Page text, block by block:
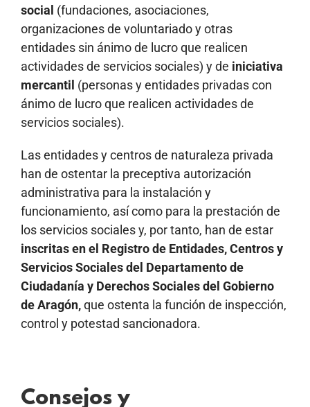
social (fundaciones, asociaciones,
organizaciones de voluntariado y otras
entidades sin ánimo de lucro que realicen
actividades de servicios sociales) y de iniciativa
mercantil (personas y entidades privadas con
ánimo de lucro que realicen actividades de
servicios sociales).
Las entidades y centros de naturaleza privada
han de ostentar la preceptiva autorización
administrativa para la instalación y
funcionamiento, así como para la prestación de
los servicios sociales y, por tanto, han de estar
inscritas en el Registro de Entidades, Centros y
Servicios Sociales del Departamento de
Ciudadanía y Derechos Sociales del Gobierno
de Aragón,que ostenta la función de inspección,
control y potestad sancionadora.
Consejos y